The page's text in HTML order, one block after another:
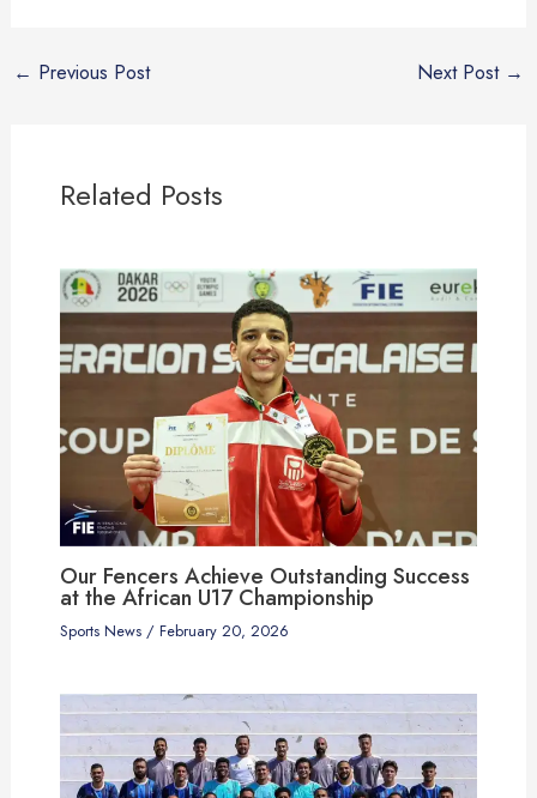
← Previous Post Next Post →
Related Posts
Our Fencers Achieve Outstanding Success
at the African U17 Championship
Sports News/ February 20, 2026